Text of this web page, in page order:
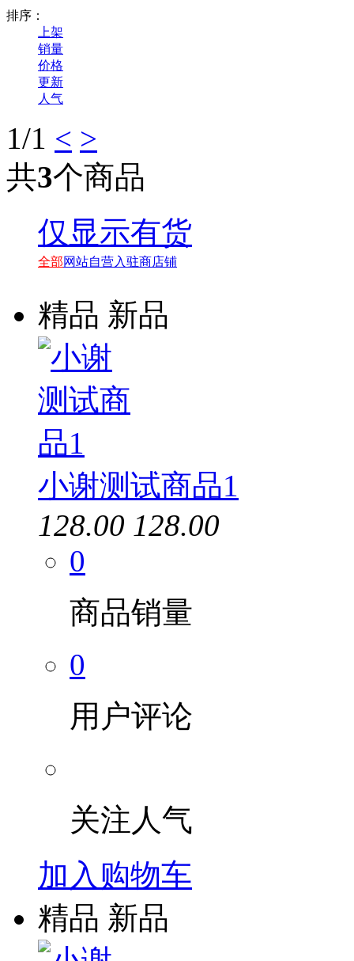
精卓
奔图
格之格
绘威
航天信息
天色
添彩
排序：
上架
销量
价格
更新
人气
1/1 < >
共3个商品
仅显示有货
全部网站自营入驻商店铺
精品 新品
小谢测试商品1
128.00 128.00
0
商品销量
0
用户评论
关注人气
加入购物车
精品 新品